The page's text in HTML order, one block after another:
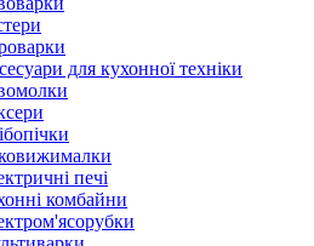
для кухонної техніки
печі
комбайни